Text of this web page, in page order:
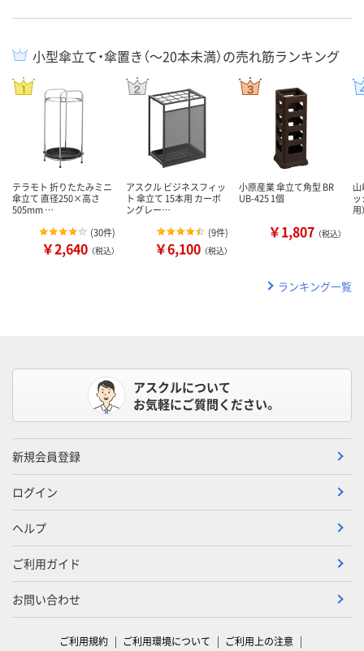
小型傘立て・傘置き（～20本未満）の売れ筋ランキング
テラモト 折りたたみミニ
傘立て 直径250×高さ
505mm …
(30件)
￥2,640 （税込）
アスクル ビジネスフィッ
ト 傘立て 15本用 カーボ
ングレー…
(9件)
￥6,100 （税込）
小原産業 傘立て角型 BR
UB-425 1個
￥1,807 （税込）
用
ランキング一覧
アスクルについて
お気軽にご質問ください。
新規会員登録
ログイン
ヘルプ
ご利用ガイド
お問い合わせ
ご利用規約 ご利用環境について ご利用上の注意